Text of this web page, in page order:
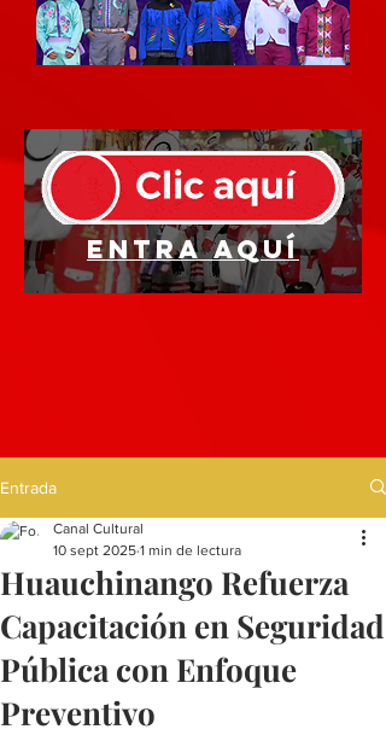
Entra aquí
Entrada
Huauchinango Refuerza
Capacitación en Seguridad
Pública con Enfoque
Preventivo
Canal Cultural
10 sept 2025 1 min de lectura